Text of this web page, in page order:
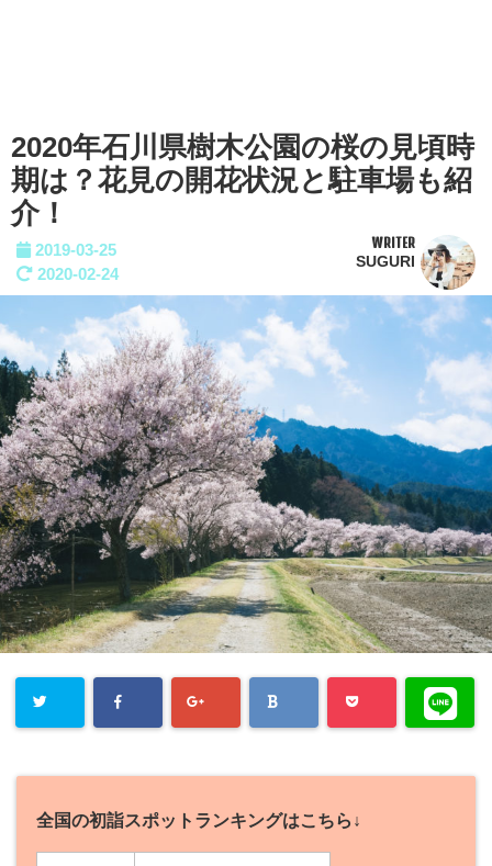
2020年石川県樹木公園の桜の見頃時
期は？花見の開花状況と駐車場も紹
介！
2019-03-25
2020-02-24
WRITER
SUGURI
全国の初詣スポットランキングはこちら↓